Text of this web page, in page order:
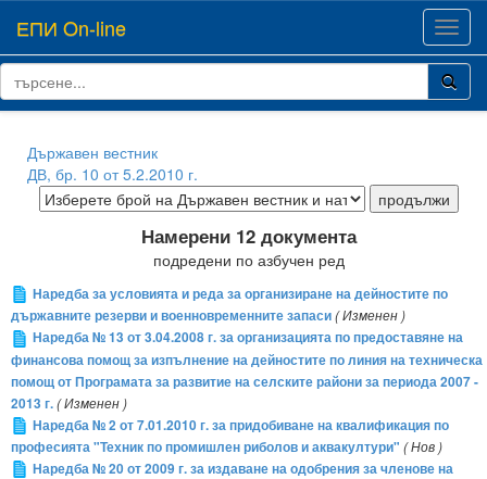
ЕПИ On-line
Държавен вестник
ДВ, бр. 10 от 5.2.2010 г.
Намерени 12 документа
подредени по азбучен ред
Наредба за условията и реда за организиране на дейностите по
държавните резерви и военновременните запаси( Изменен )
Наредба № 13 от 3.04.2008 г. за организацията по предоставяне на
финансова помощ за изпълнение на дейностите по линия на техническа
помощ от Програмата за развитие на селските райони за периода 2007 -
2013 г.( Изменен )
Наредба № 2 от 7.01.2010 г. за придобиване на квалификация по
професията "Техник по промишлен риболов и аквакултури" ( Нов )
Наредба № 20 от 2009 г. за издаване на одобрения за членове на